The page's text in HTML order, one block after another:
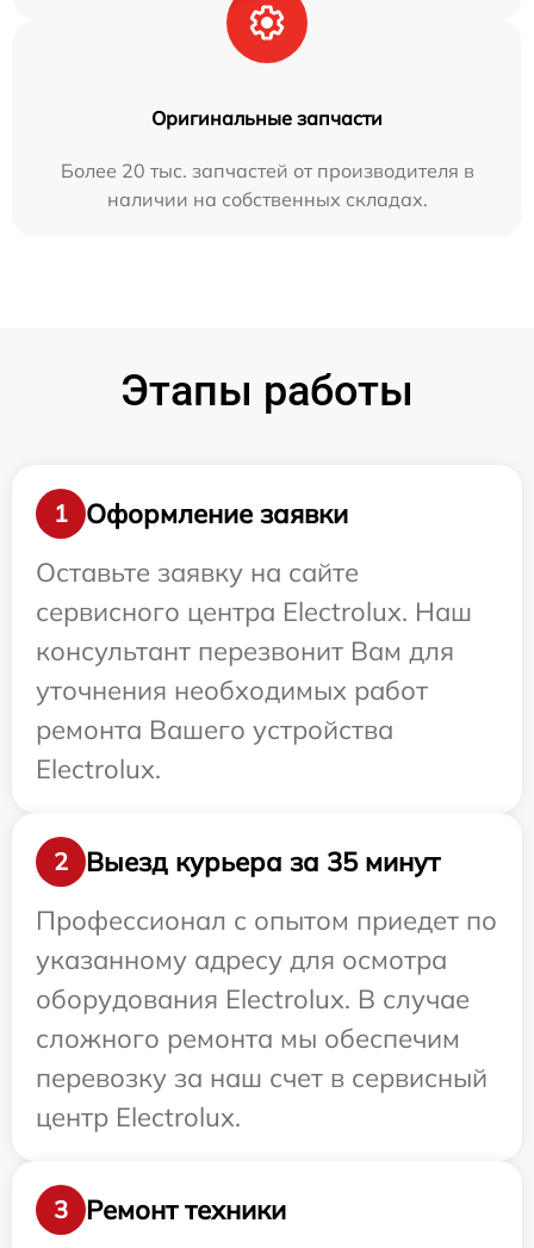
Оригинальные запчасти
Более 20 тыс. запчастей от производителя в
наличии на собственных складах.
Этапы работы
1
Оформление заявки
Оставьте заявку на сайте
сервисного центра Electrolux. Наш
консультант перезвонит Вам для
уточнения необходимых работ
ремонта Вашего устройства
Electrolux.
2
Выезд курьера за 35 минут
Профессионал с опытом приедет по
указанному адресу для осмотра
оборудования Electrolux. В случае
сложного ремонта мы обеспечим
перевозку за наш счет в сервисный
центр Electrolux.
3 Ремонт техники